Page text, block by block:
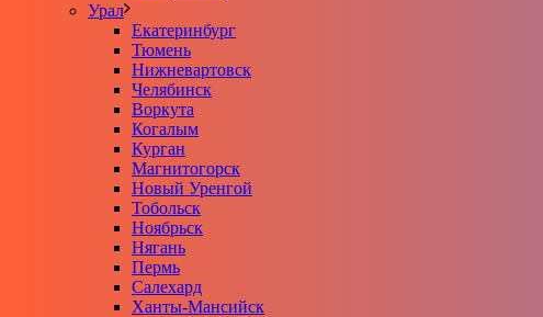
Урал
Екатеринбург
Тюмень
Нижневартовск
Челябинск
Воркута
Когалым
Курган
Магнитогорск
Новый Уренгой
Тобольск
Ноябрьск
Нягань
Пермь
Салехард
Ханты-Мансийск